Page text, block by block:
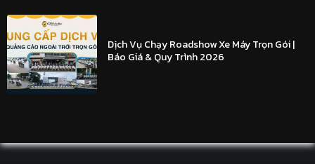
Dịch Vụ Chạy Roadshow Xe Máy Trọn Gói |
Báo Giá & Quy Trình 2026